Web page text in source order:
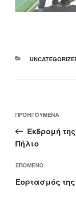
ΚΑΤΗΓΟΡΊΕΣ
άρθρων
Προηγούμενο
άρθρο
ΠΡΟΗΓΟΎΜΕΝΑ
Εκδρομή
Πήλιο
Επόμενο
άρθρο
ΕΠΌΜΕΝΟ
Εορτασμός